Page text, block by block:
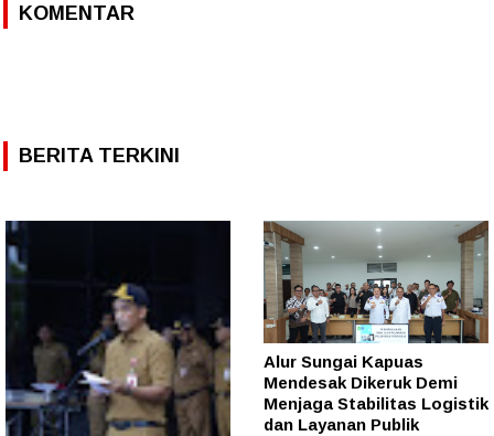
KOMENTAR
BERITA TERKINI
Alur Sungai Kapuas
Mendesak Dikeruk Demi
Menjaga Stabilitas Logistik
dan Layanan Publik